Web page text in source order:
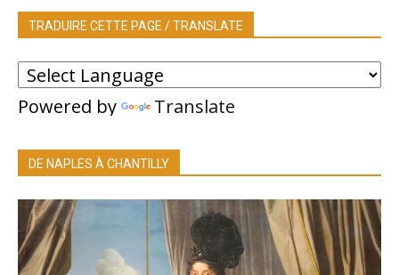
TRADUIRE CETTE PAGE / TRANSLATE
Powered by Translate
DE NAPLES À CHANTILLY